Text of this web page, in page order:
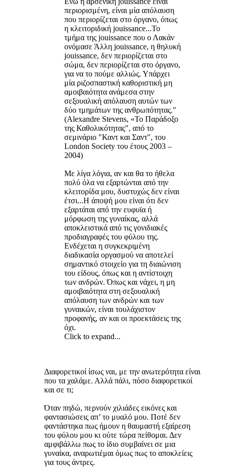
περιορισμένη, είναι μία απόλαυση
που περιορίζεται στο όργανο, όπως
η κλειτοριδική jouissance...Το
τμήμα της jouissance που ο Λακάν
ονόμασε Άλλη jouissance, η θηλυκή
jouissance, δεν περιορίζεται στο
σώμα, δεν περιορίζεται στο όργανο,
για να το πούμε αλλιώς. Υπάρχει
μία ριζοσπαστική καθοριστική μη
αμοιβαιότητα ανάμεσα στην
σεξουαλική απόλαυση αυτών των
δύο τμημάτων της ανθρωπότητας."
(Alexandre Stevens, «Το Παράδοξο
της Καθολικότητας", από το
σεμινάριο "Καντ και Σαντ", του
London Society του έτους 2003 –
2004)
Με λίγα λόγια, αν και θα το ήθελα
πολύ όλα να εξαρτώνται από την
κλειτορίδα μου, δυστυχώς δεν είναι
έτσι...Η άποψή μου είναι ότι δεν
εξαρτάται από την ευφυϊα ή
μόρφωση της γυναίκας, αλλά
αποκλειστικά από τις γονιδιακές
προδιαγραφές του φύλου της.
Ενδέχεται η συγκεκριμένη
διαδικασία οργασμού να αποτελεί
σημαντικό στοιχείο για τη διαιώνιση
του είδους, όπως και η αντίστοιχη
των ανδρών. Όπως και νάχει, η μη
αμοιβαιότητα στη σεξουαλική
απόλαυση των ανδρών και των
γυναικών, είναι τουλάχιστον
προφανής, αν και οι προεκτάσεις της
όχι.
Click to expand...
Διαφορετικοί ίσως ναι, με την ανωτερότητα είναι
που τα χαλάμε. Αλλά πάλι, πόσο διαφορετικοί
και σε τι;
Όταν πηδώ, περνούν χιλιάδες εικόνες και
φαντασιώσεις απ’ το μυαλό μου. Ποτέ δεν
φαντάστηκα πως ήμουν η θαυμαστή εξαίρεση
του φύλου μου κι ούτε τώρα πείθομαι. Δεν
αμφιβάλλω πως το ίδιο συμβαίνει σε μια
γυναίκα, αναρωτιέμαι όμως πως το αποκλείεις
για τους άντρες.